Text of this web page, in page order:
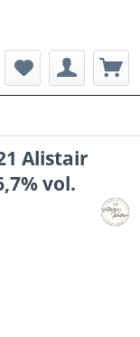
Alistair
vol.